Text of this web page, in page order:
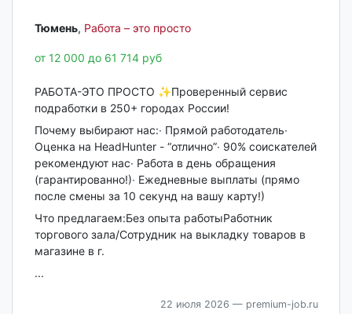
Тюмень‎, Работа – это просто
от 12 000 до 61 714 руб
РАБОТА-ЭТО ПРОСТО ✨Проверенный сервис
подработки в 250+ городах России!
Почему выбирают нас:∙ Прямой работодатель∙
Оценка на HeadHunter - “отлично”∙ 90% соискателей
рекомендуют нас∙ Работа в день обращения
(гарантированно!)∙ Ежедневные выплаты (прямо
после смены за 10 секунд на вашу карту!)
Что предлагаем:Без опыта работыРаботник
торгового зала/Сотрудник на выкладку товаров в
магазине в г.
...
22 июля 2026 — premium-job.ru